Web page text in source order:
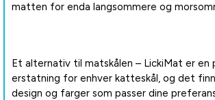
matten for enda langsommere og
Et alternativ til matskålen – LickiMat er en
erstatning for enhver katteskål, og det
design og farger som passer dine